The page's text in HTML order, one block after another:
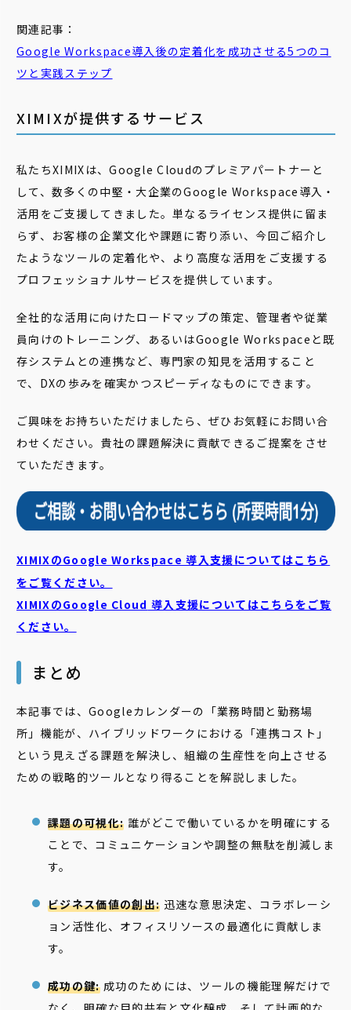
関連記事：
Google Workspace導入後の定着化を成功させる5つのコ
ツと実践ステップ
XIMIXが提供するサービス
私たちXIMIXは、Google Cloudのプレミアパートナーと
して、数多くの中堅・大企業のGoogle Workspace導入・
活用をご支援してきました。単なるライセンス提供に留ま
らず、お客様の企業文化や課題に寄り添い、今回ご紹介し
たようなツールの定着化や、より高度な活用をご支援する
プロフェッショナルサービスを提供しています。
全社的な活用に向けたロードマップの策定、管理者や従業
員向けのトレーニング、あるいはGoogle Workspaceと既
存システムとの連携など、専門家の知見を活用すること
で、DXの歩みを確実かつスピーディなものにできます。
ご興味をお持ちいただけましたら、ぜひお気軽にお問い合
わせください。貴社の課題解決に貢献できるご提案をさせ
ていただきます。
XIMIXのGoogle Workspace 導入支援についてはこちら
をご覧ください。
XIMIXのGoogle Cloud 導入支援についてはこちらをご覧
ください。
まとめ
本記事では、Googleカレンダーの「業務時間と勤務場
所」機能が、ハイブリッドワークにおける「連携コスト」
という見えざる課題を解決し、組織の生産性を向上させる
ための戦略的ツールとなり得ることを解説しました。
課題の可視化: 誰がどこで働いているかを明確にする
ことで、コミュニケーションや調整の無駄を削減しま
す。
ビジネス価値の創出: 迅速な意思決定、コラボレーシ
ョン活性化、オフィスリソースの最適化に貢献しま
す。
成功の鍵:成功のためには、ツールの機能理解だけで